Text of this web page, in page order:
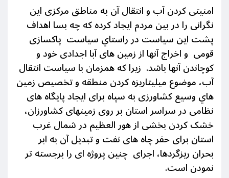
امنیتی کردن آب و انتقال آن به مناطق مرکزی این
نگرانی را در بین مردم ایجاد کرده که چه بسا اهداف
پشت این سیاست در راستاي سياست پاکسازی
قومی و اخراج آنها از زمین های آبا اجدادی خود و
كوچاندن آنها باشد. زیرا که همزمان با سیاست انتقال
آب، موضوع ميليتاريزه کردن منطقه و تخصيص زمين
هاي وسيع کشاورزی به سپاه برای ایجاد پایگاه های
نظامی در سراسر استان بر روی زمینهای کشاورزان،
خشک کردن بخشی از هور العظیم در شمال غرب
استان برای حفر چاه های نفت و تبدیل آن به ابر
بحران ریزگردها، اجرای چنین پروژه ای را برجسته تر
نمودن است.